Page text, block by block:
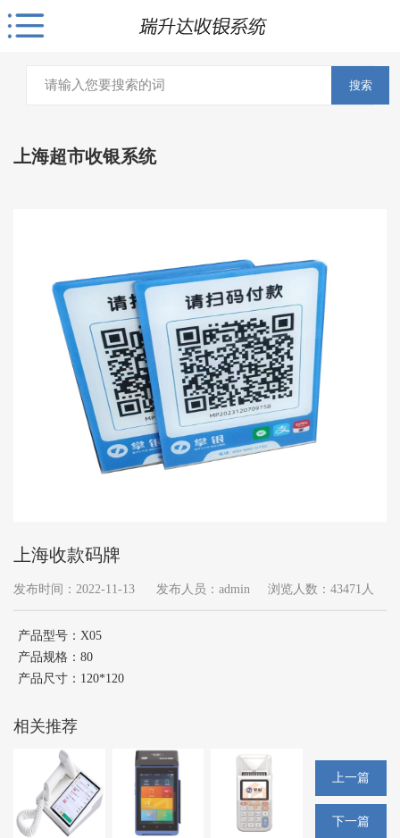
搜索
上海超市收银系统
上海收款码牌
发布时间：2022-11-13 发布人员：admin 浏览人数：43471人
产品型号：X05
产品规格：80
产品尺寸：120*120
相关推荐
上一篇
下一篇